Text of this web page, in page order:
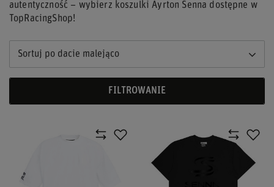
autentyczność – wybierz koszulki Ayrton Senna dostępne w
TopRacingShop!
Sortuj po dacie malejąco
FILTROWANIE